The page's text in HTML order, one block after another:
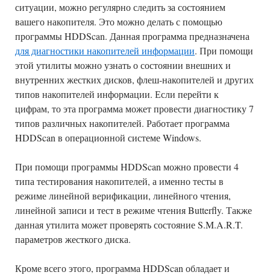
ситуации, можно регулярно следить за состоянием
вашего накопителя. Это можно делать с помощью
программы HDDScan. Данная программа предназначена
для диагностики накопителей информации. При помощи
этой утилиты можно узнать о состоянии внешних и
внутренних жестких дисков, флеш-накопителей и других
типов накопителей информации. Если перейти к
цифрам, то эта программа может провести диагностику 7
типов различных накопителей. Работает программа
HDDScan в операционной системе Windows.
При помощи программы HDDScan можно провести 4
типа тестирования накопителей, а именно тесты в
режиме линейной верификации, линейного чтения,
линейной записи и тест в режиме чтения Butterfly. Также
данная утилита может проверять состояние S.M.A.R.T.
параметров жесткого диска.
Кроме всего этого, программа HDDScan обладает и